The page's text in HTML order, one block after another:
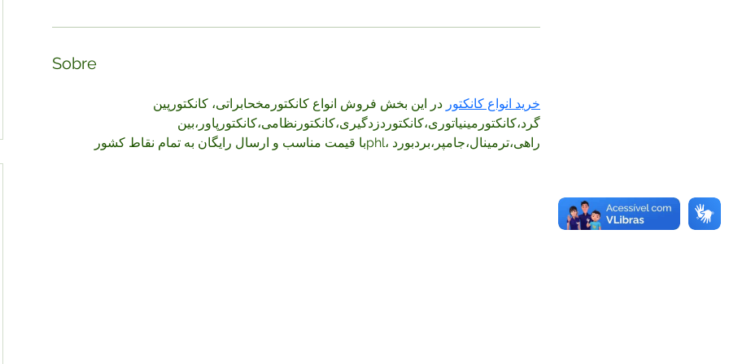
Sobre
خرید انواع کانکتور در این بخش فروش انواع کانکتورمخحابراتی، کانکتورپین
گرد،کانکتورمینیاتوری،کانکتوردزدگیری،کانکتورنظامی،کانکتورپاور،بین
راهی،ترمینال،جامپر،بردبورد ،phlبا قیمت مناسب و ارسال رایگان به تمام نقاط کشور